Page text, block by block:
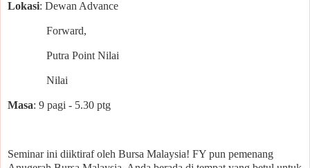
Lokasi: Dewan Advance
Forward,
Putra Point Nilai
Nilai
Masa: 9 pagi - 5.30 ptg
Seminar ini diiktiraf oleh Bursa Malaysia! FY pun pemenang